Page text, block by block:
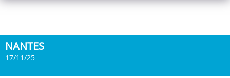
NANTES
17/11/25